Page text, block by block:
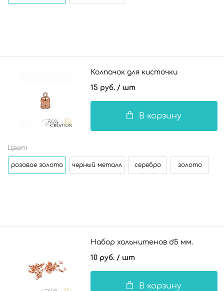
Колпачок для кисточки
15 руб. / шт
В корзину
Цвет
розовое золото черный металл серебро золото
Набор хольнитенов d5 мм.
10 руб. / шт
В корзину